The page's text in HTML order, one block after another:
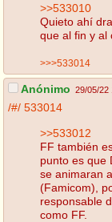
>>533010
Quieto ahí
que al fin y al
>>>533014
Anónimo 29/05/22
/#/ 533014
>>533012
FF también
punto es que
se animaran
(Famicom),
responsable
como FF.